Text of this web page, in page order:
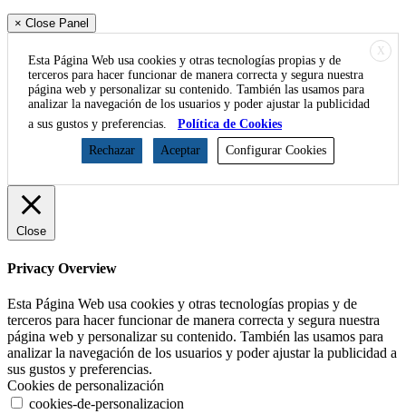
× Close Panel
X
Esta Página Web usa cookies y otras tecnologías propias y de
terceros para hacer funcionar de manera correcta y segura nuestra
página web y personalizar su contenido. También las usamos para
analizar la navegación de los usuarios y poder ajustar la publicidad
a sus gustos y preferencias.
Política de Cookies
Rechazar
Aceptar Configurar Cookies
Close
Privacy Overview
Esta Página Web usa cookies y otras tecnologías propias y de
terceros para hacer funcionar de manera correcta y segura nuestra
página web y personalizar su contenido. También las usamos para
analizar la navegación de los usuarios y poder ajustar la publicidad a
sus gustos y preferencias.
Cookies de personalización
cookies-de-personalizacion